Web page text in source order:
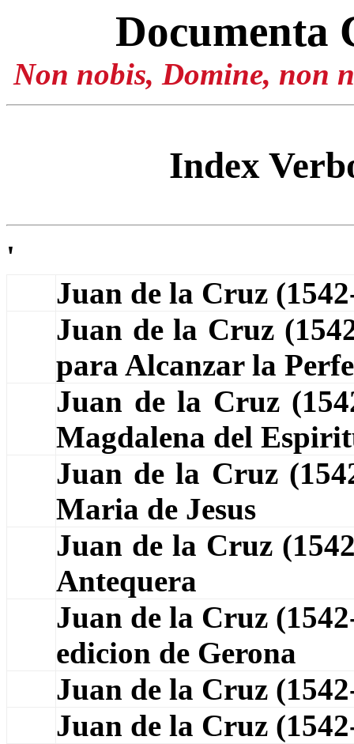
Documenta
Non nobis, Domine, non
Index
'
Juan de la Cruz
Juan de la Cruz
para Alcanzar la
Juan de la Cruz
Magdalena del
Juan de la Cruz
Maria de Jesus
Juan de la Cruz
Antequera
Juan de la Cruz
edicion de Gerona
Juan de la Cruz
Juan de la Cruz